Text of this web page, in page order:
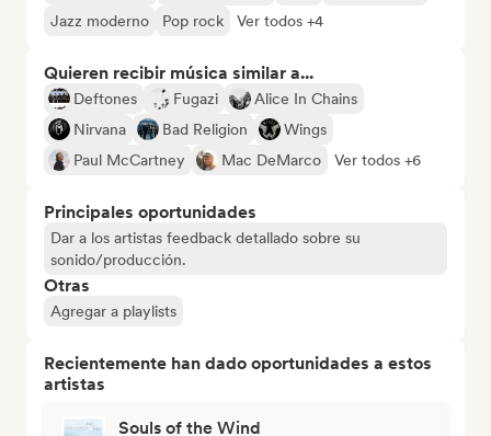
Jazz moderno
Pop rock Ver todos +4
Quieren recibir música similar a...
Deftones Fugazi
Alice In Chains
Nirvana
Bad Religion
Wings
Paul McCartney
Mac DeMarco Ver todos +6
Principales oportunidades
Dar a los artistas feedback detallado sobre su
sonido/producción.
Otras
Agregar a playlists
Recientemente han dado oportunidades a estos
artistas
Souls of the Wind